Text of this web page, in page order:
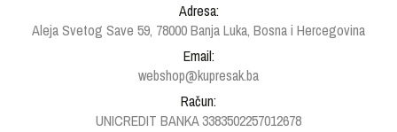
Adresa:
Aleja Svetog Save 59, 78000 Banja Luka, Bosna i Hercegovina
Email:
webshop@kupresak.ba
Račun:
UNICREDIT BANKA 3383502257012678